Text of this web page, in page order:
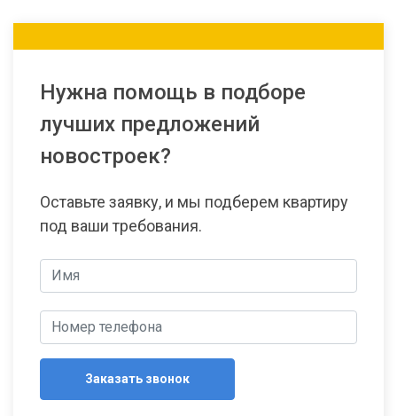
Нужна помощь в подборе
лучших предложений
новостроек?
Оставьте заявку, и мы подберем квартиру
под ваши требования.
Заказать звонок